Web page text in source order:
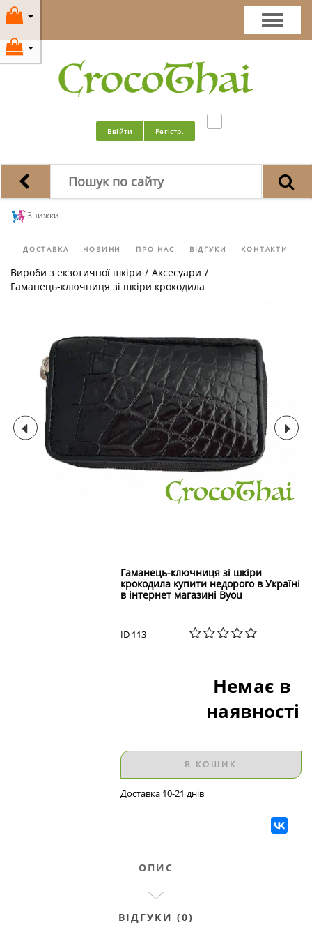
Ввійти Регістр.
Знижки
ДОСТАВКА НОВИНИ ПРО НАС ВІДГУКИ КОНТАКТИ
Вироби з екзотичної шкіри / Аксесуари /
Гаманець-ключниця зі шкіри крокодила
Гаманець-ключниця зі шкіри
крокодила купити недорого в Україні
в інтернет магазині Byou
ID 113
Немає в
наявності
В КОШИК
Доставка 10-21 днів
ОПИС
ВІДГУКИ (0)